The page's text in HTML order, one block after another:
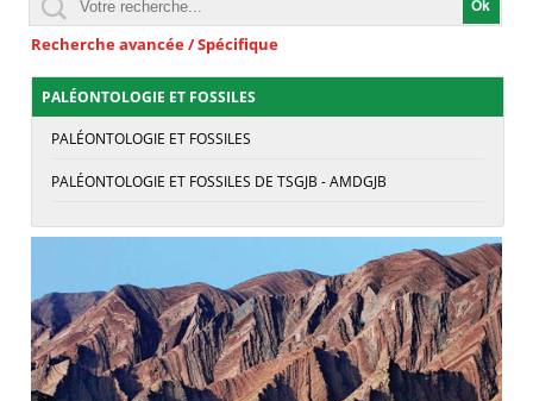
Recherche avancée / Spécifique
PALÉONTOLOGIE ET FOSSILES
PALÉONTOLOGIE ET FOSSILES
PALÉONTOLOGIE ET FOSSILES DE TSGJB - AMDGJB